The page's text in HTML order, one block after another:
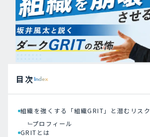
目次 Index
組織を強くする「組織GRIT」と潜むリスク
プロフィール
GRITとは